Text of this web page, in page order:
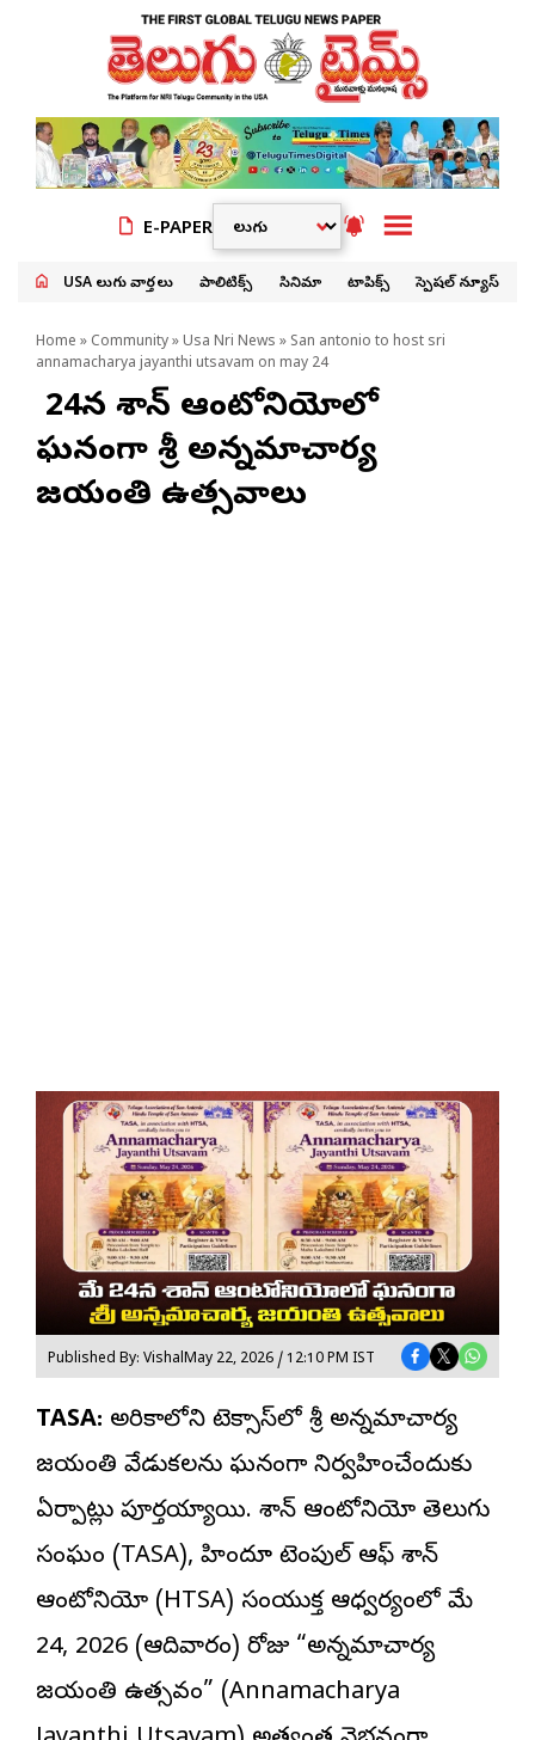
E-PAPER
USA తెలుగు వార్తలు పాలిటిక్స్ సినిమా టాపిక్స్ స్పెషల్ న్యూస్
Home » Community» Usa Nri News » San antonio to host sri
annamacharya jayanthi utsavam on may 24
మే 24న శాన్ ఆంటోనియోలో
ఘనంగా శ్రీ అన్నమాచార్య
జయంతి ఉత్సవాలు
Published By: VishalMay 22, 2026 / 12:10 PM IST
TASA: అమెరికాలోని టెక్సాస్‌లో శ్రీ అన్నమాచార్య
జయంతి వేడుకలను ఘనంగా నిర్వహించేందుకు
ఏర్పాట్లు పూర్తయ్యాయి. శాన్ ఆంటోనియో తెలుగు
సంఘం (TASA), హిందూ టెంపుల్ ఆఫ్ శాన్
ఆంటోనియో (HTSA) సంయుక్త ఆధ్వర్యంలో మే
24, 2026 (ఆదివారం) రోజు “అన్నమాచార్య
జయంతి ఉత్సవం” (Annamacharya